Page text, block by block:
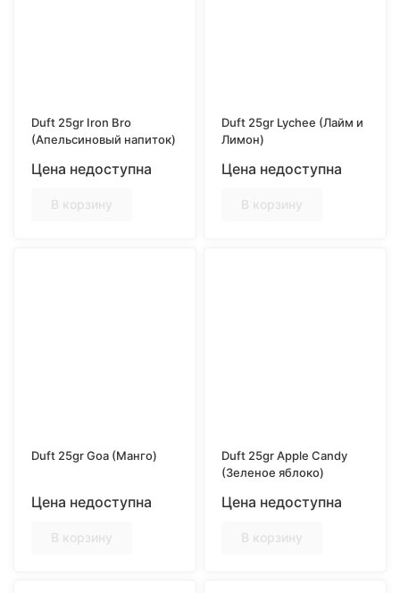
Duft 25gr Iron Bro
(Апельсиновый напиток)
Цена недоступна
В корзину
Duft 25gr Lychee (Лайм и
Лимон)
Цена недоступна
В корзину
Duft 25gr Goa (Манго)
Цена недоступна
В корзину
Duft 25gr Apple Candy
(Зеленое яблоко)
Цена недоступна
В корзину